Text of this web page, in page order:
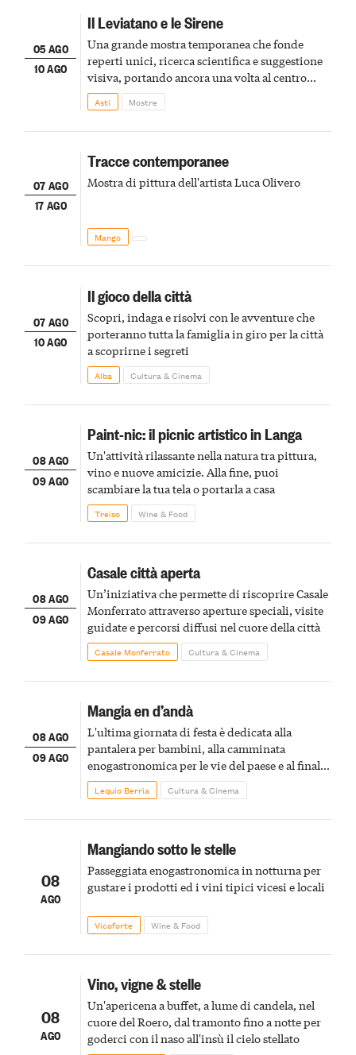
05 AGO
10 AGO
Il Leviatano e le Sirene
Una grande mostra temporanea che fonde
reperti unici, ricerca scientifica e suggestione
visiva, portando ancora una volta al centro
della scena le meraviglie del passato astigiano
Asti Mostre
07 AGO
17 AGO
Tracce contemporanee
Mostra di pittura dell'artista Luca Olivero
Mango
07 AGO
10 AGO
Il gioco della città
Scopri, indaga e risolvi con le avventure che
porteranno tutta la famiglia in giro per la città
a scoprirne i segreti
Alba Cultura & Cinema
08 AGO
09 AGO
Paint-nic: il picnic artistico in Langa
Un'attività rilassante nella natura tra pittura,
vino e nuove amicizie. Alla fine, puoi
scambiare la tua tela o portarla a casa
Treiso Wine & Food
08 AGO
09 AGO
Casale città aperta
Un’iniziativa che permette di riscoprire Casale
Monferrato attraverso aperture speciali, visite
guidate e percorsi diffusi nel cuore della città
Casale Monferrato Cultura & Cinema
08 AGO
09 AGO
Mangia en d’andà
L'ultima giornata di festa è dedicata alla
pantalera per bambini, alla camminata
enogastronomica per le vie del paese e al finale
pirotecnico
Lequio Berria Cultura & Cinema
08
AGO
Mangiando sotto le stelle
Passeggiata enogastronomica in notturna per
gustare i prodotti ed i vini tipici vicesi e locali
Vicoforte Wine & Food
08
AGO
Vino, vigne & stelle
Un'apericena a buffet, a lume di candela, nel
cuore del Roero, dal tramonto fino a notte per
goderci con il naso all'insù il cielo stellato